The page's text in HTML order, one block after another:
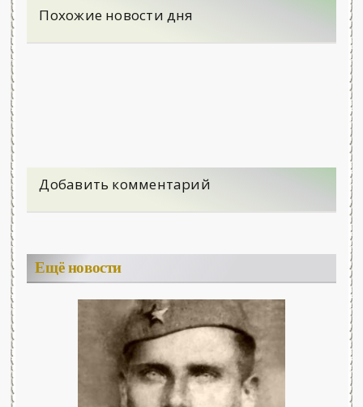
Похожие новости дня
Добавить комментарий
Ещё новости